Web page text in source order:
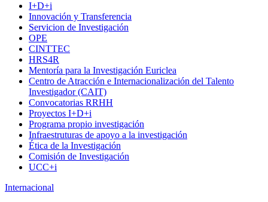
I+D+i
Innovación y Transferencia
Servicion de Investigación
OPE
CINTTEC
HRS4R
Mentoría para la Investigación Euriclea
Centro de Atracción e Internacionalización del Talento
Investigador (CAIT)
Convocatorias RRHH
Proyectos I+D+i
Programa propio investigación
Infraestruturas de apoyo a la investigación
Ética de la Investigación
Comisión de Investigación
UCC+i
Internacional